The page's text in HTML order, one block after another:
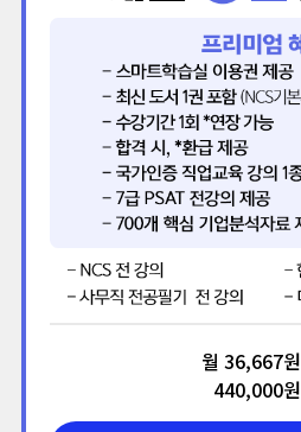
월 36,667원
440,000원